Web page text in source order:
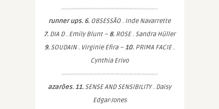
runner ups. 6. OBSESSÃO . Inde Navarrette
7.DIA D . Emily Blunt – 8.ROSE . Sandra Hüller
9.SOUDAIN . Virginie Efira – 10. PRIMA FACIE .
Cynthia Erivo
azarões. 11.SENSE AND SENSIBILITY . Daisy
Edgar-Jones